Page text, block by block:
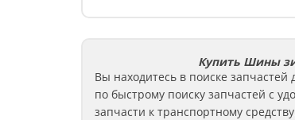
Купить Шины
Вы находитесь в поиске
по быстрому поиску запчастей с
запчасти к транспортному